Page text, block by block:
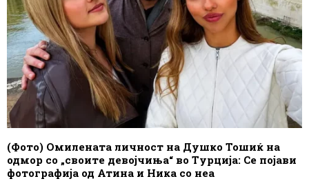
(Фото) Омилената личност на Душко Тошиќ на
одмор со „своите девојчиња“ во Турција: Се појави
фотографија од Атина и Ника со неа